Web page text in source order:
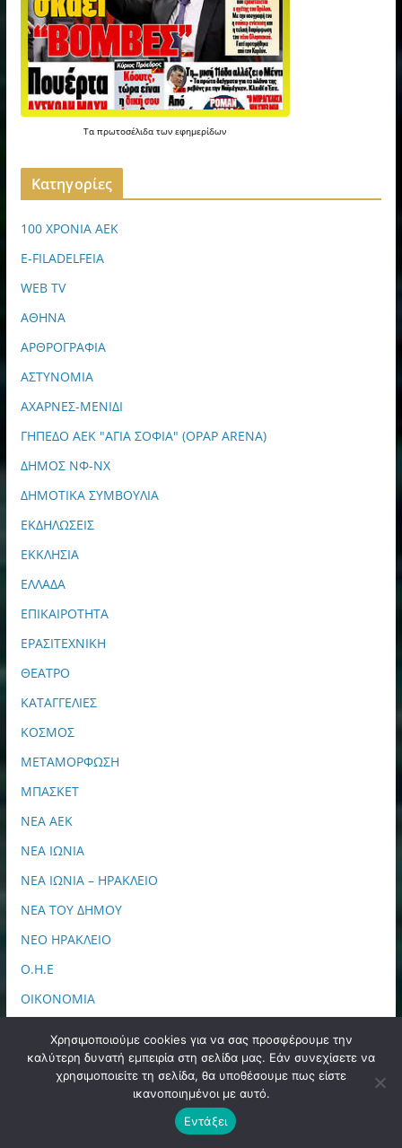
Ταπρωτοσέλιδατωνεφημερίδων
Kατηγορίες
100 ΧΡΟΝΙΑ ΑΕΚ
E-FILADELFEIA
WEB TV
ΑΘΗΝΑ
ΑΡΘΡΟΓΡΑΦΙΑ
ΑΣΤΥΝΟΜΙΑ
ΑΧΑΡΝΕΣ-ΜΕΝΙΔΙ
ΓΗΠΕΔΟ ΑΕΚ "ΑΓΙΑ ΣΟΦΙΑ" (OPAP ARENA)
ΔΗΜΟΣ ΝΦ-ΝΧ
ΔΗΜΟΤΙΚΑ ΣΥΜΒΟΥΛΙΑ
ΕΚΔΗΛΩΣΕΙΣ
ΕΚΚΛΗΣΙΑ
ΕΛΛΑΔΑ
ΕΠΙΚΑΙΡΟΤΗΤΑ
ΕΡΑΣΙΤΕΧΝΙΚΗ
ΘΕΑΤΡΟ
ΚΑΤΑΓΓΕΛΙΕΣ
ΚΟΣΜΟΣ
ΜΕΤΑΜΟΡΦΩΣΗ
ΜΠΑΣΚΕΤ
ΝΕΑ ΑΕΚ
ΝΕΑ ΙΩΝΙΑ
ΝΕΑ ΙΩΝΙΑ – ΗΡΑΚΛΕΙΟ
ΝΕΑ ΤΟΥ ΔΗΜΟΥ
ΝΕΟ ΗΡΑΚΛΕΙΟ
Ο.Η.Ε
ΟΙΚΟΝΟΜΙΑ
ΠΕΡΙΟΔΙΚΟ
ΠΕΡΙΦΕΡΕΙΑ ΑΤΤΙΚΗΣ
Χρησιμοποιούμε cookies για να σας προσφέρουμε την
καλύτερη δυνατή εμπειρία στη σελίδα μας. Εάν συνεχίσετε να
χρησιμοποιείτε τη σελίδα, θα υποθέσουμε πως είστε
ικανοποιημένοι με αυτό.
Εντάξει